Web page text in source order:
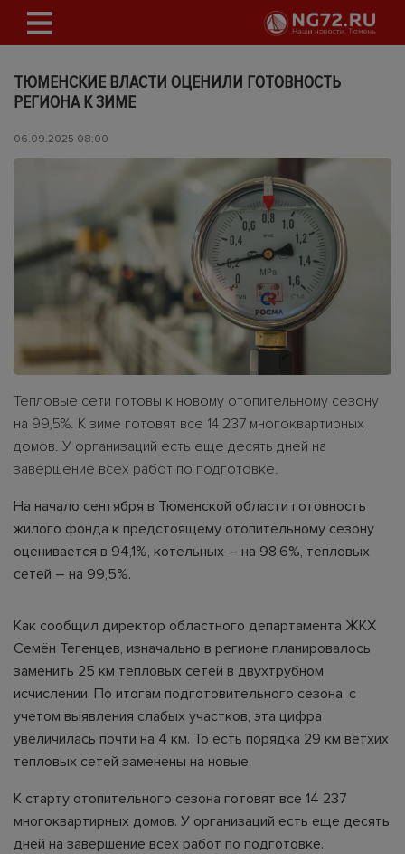
ТЮМЕНСКИЕ ВЛАСТИ ОЦЕНИЛИ ГОТОВНОСТЬ
РЕГИОНА К ЗИМЕ
06.09.2025 08:00
Тепловые сети готовы к новому отопительному сезону
на 99,5%. К зиме готовят все 14 237 многоквартирных
домов. У организаций есть еще десять дней на
завершение всех работ по подготовке.
На начало сентября в Тюменской области готовность
жилого фонда к предстоящему отопительному сезону
оценивается в 94,1%, котельных – на 98,6%, тепловых
сетей – на 99,5%.
Как сообщил директор областного департамента ЖКХ
Семён Тегенцев, изначально в регионе планировалось
заменить 25 км тепловых сетей в двухтрубном
исчислении. По итогам подготовительного сезона, с
учетом выявления слабых участков, эта цифра
увеличилась почти на 4 км. То есть порядка 29 км ветхих
тепловых сетей заменены на новые.
К старту отопительного сезона готовят все 14 237
многоквартирных домов. У организаций есть еще десять
дней на завершение всех работ по подготовке.